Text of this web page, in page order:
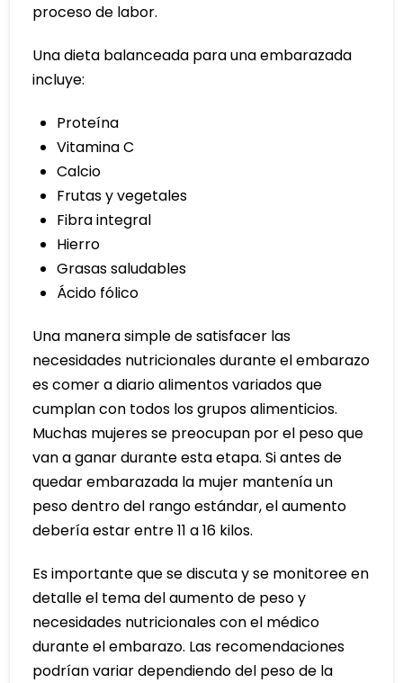
proceso de labor.
Una dieta balanceada para una embarazada
incluye:
Proteína
Vitamina C
Calcio
Frutas y vegetales
Fibra integral
Hierro
Grasas saludables
Ácido fólico
Una manera simple de satisfacer las
necesidades nutricionales durante el embarazo
es comer a diario alimentos variados que
cumplan con todos los grupos alimenticios.
Muchas mujeres se preocupan por el peso que
van a ganar durante esta etapa. Si antes de
quedar embarazada la mujer mantenía un
peso dentro del rango estándar, el aumento
debería estar entre 11 a 16 kilos.
Es importante que se discuta y se monitoree en
detalle el tema del aumento de peso y
necesidades nutricionales con el médico
durante el embarazo. Las recomendaciones
podrían variar dependiendo del peso de la